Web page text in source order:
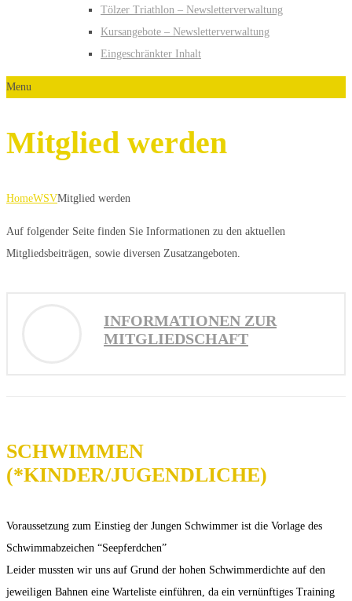
Tölzer Triathlon – Newsletterverwaltung
Kursangebote – Newsletterverwaltung
Eingeschränkter Inhalt
Menu
Mitglied werden
HomeWSVMitglied werden
Auf folgender Seite finden Sie Informationen zu den aktuellen
Mitgliedsbeiträgen, sowie diversen Zusatzangeboten.
INFORMATIONEN ZUR
MITGLIEDSCHAFT
SCHWIMMEN
(*KINDER/JUGENDLICHE)
Voraussetzung zum Einstieg der Jungen Schwimmer ist die Vorlage des
Schwimmabzeichen “Seepferdchen”
Leider mussten wir uns auf Grund der hohen Schwimmerdichte auf den
jeweiligen Bahnen eine Warteliste einführen, da ein vernünftiges Training